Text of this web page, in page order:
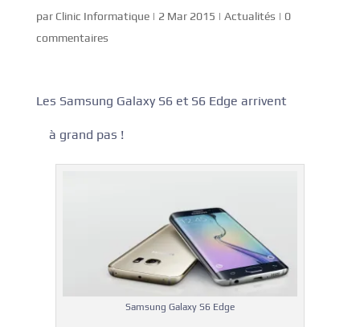
par Clinic Informatique| 2 Mar 2015 | Actualités | 0
commentaires
Les Samsung Galaxy S6 et S6 Edge arrivent
à grand pas !
Samsung Galaxy S6 Edge